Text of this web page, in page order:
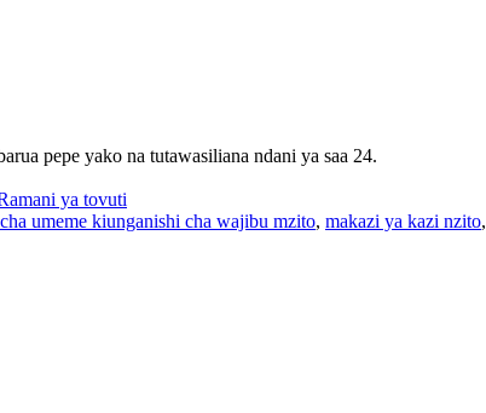
pepe yako na tutawasiliana ndani ya saa 24.
ya tovuti
umeme kiunganishi cha wajibu mzito, makazi ya kazi nzito,